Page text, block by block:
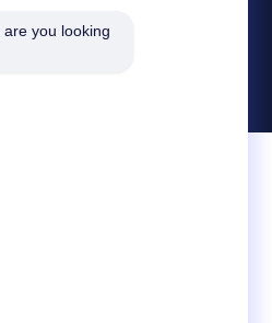
you looking